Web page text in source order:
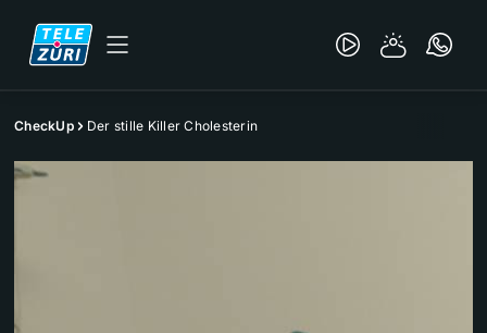
CheckUp Der stille Killer Cholesterin